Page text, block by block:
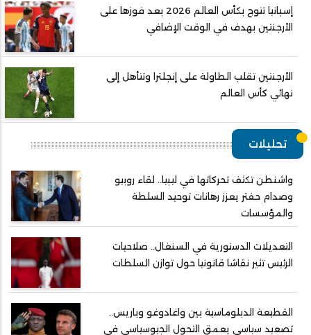
إسبانيا تتوج بكأس العالم 2026 بعد فوزها على
الأرجنتين بهدف في الوقت الإضافي
الأرجنتين تقلب الطاولة على إنجلترا وتتأهل إلى
نهائي كأس العالم
تحليلات
واشنطن تكثف تحركاتها في ليبيا.. لقاء روبيو
وصدام حفتر يعزز رهانات توحيد السلطة
والمؤسسات
التعديلات الدستورية في السنغال.. صلاحيات
الرئيس تثير نقاشا قانونيا حول توازن السلطات
القطيعة الدبلوماسية بين واغادوغو وباريس..
تصعيد سياسي يعمق التحول الجيوسياسي في